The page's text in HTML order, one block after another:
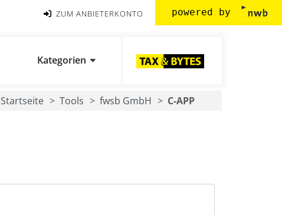
ZUM ANBIETERKONTO powered by
Kategorien
Startseite Tools fwsb GmbH C-APP